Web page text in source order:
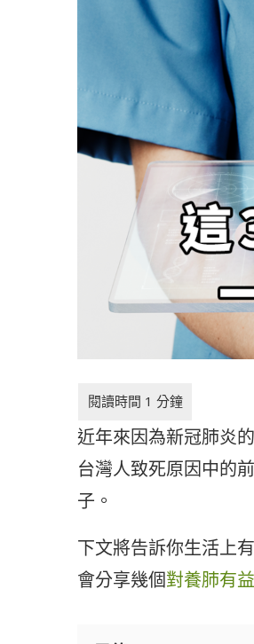
近年來因為新冠肺炎
台灣人致死原因中的
子。
下文將告訴你生活上
會分享幾個對養肺有